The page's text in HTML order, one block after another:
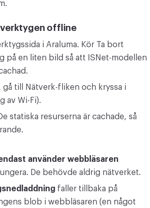
verktygen offline
i Araluma. Kör Ta bort
på en liten bild så att ISNet-modellen
gå till Nätverk-fliken och kryssa i
av Wi-Fi).
statiska resurserna är cachade, så
använder webbläsaren
De behövde aldrig nätverket.
faller tillbaka på
blob i webbläsaren (en något